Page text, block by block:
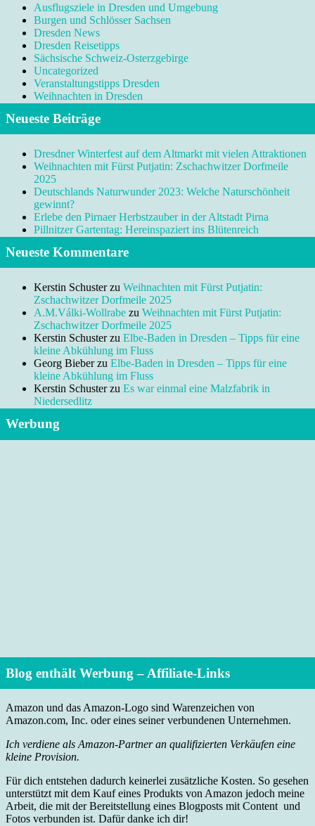
Ausflugsziele in Dresden und Umgebung
Burgen und Schlösser Sachsen
Dresden News
Dresden Reisetipps
Sächsische Schweiz-Osterzgebirge
Uncategorized
Veranstaltungstipps Dresden
Weihnachten in Dresden
Neueste Beiträge
Dresdner Winterfest auf dem Altmarkt mit vielen Attraktionen
Weihnachten mit Fürst Putjatin: Zschachwitzer Dorfmeile
2025
Deutschlands Naturwunder 2023: Welche Naturschönheit
gewinnt?
Erlebe den Pirnaer Herbstzauber in der Altstadt Pirna
Pillnitzer Gartentag: Hereinspaziert ins Blütenreich
Neueste Kommentare
Kerstin Schusterzu Weihnachten mit Fürst Putjatin:
Zschachwitzer Dorfmeile 2025
A.M.Válki-Wollrabe zu Weihnachten mit Fürst Putjatin:
Zschachwitzer Dorfmeile 2025
Kerstin Schusterzu Elbe-Baden in Dresden – Tipps für eine
kleine Abkühlung im Fluss
Georg Bieberzu Elbe-Baden in Dresden – Tipps für eine
kleine Abkühlung im Fluss
Kerstin Schusterzu Es war einmal eine Malzfabrik in
Niedersedlitz
Werbung
Blog enthält Werbung – Affiliate-Links
Amazon und das Amazon-Logo sind Warenzeichen von
Amazon.com, Inc. oder eines seiner verbundenen Unternehmen.
Ich verdiene als Amazon-Partner an qualifizierten Verkäufen eine
kleine Provision.
Für dich entstehen dadurch keinerlei zusätzliche Kosten. So gesehen
unterstützt mit dem Kauf eines Produkts von Amazon jedoch meine
Arbeit, die mit der Bereitstellung eines Blogposts mit Content und
Fotos verbunden ist. Dafür danke ich dir!